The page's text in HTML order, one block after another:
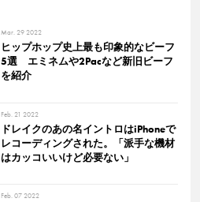
Mar. 29 2022
ヒップホップ史上最も印象的なビーフ
5選 エミネムや2Pacなど新旧ビーフ
を紹介
Feb. 21 2022
ドレイクのあの名イントロはiPhoneで
レコーディングされた。「派手な機材
はカッコいいけど必要ない」
Feb. 07 2022